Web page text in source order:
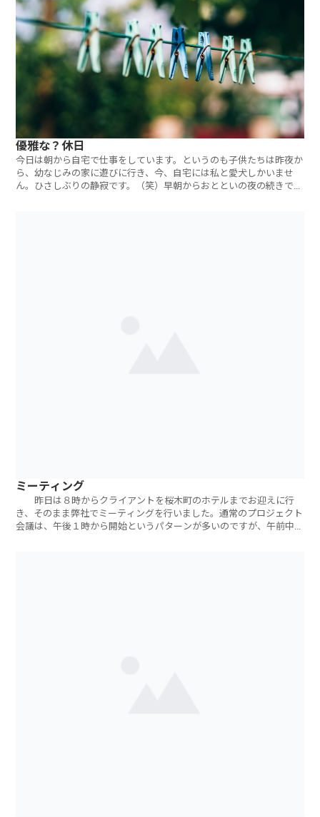
優雅な？休日
今日は朝から自宅で仕事をしています。というのも子供たちは昨夜か
ら、幼なじみの家に遊びに行き、今、自宅には私と愛犬しかいませ
ん。ひさしぶりの静寂です。（笑）早朝からおとといの夜の続きでジ
ミーティング
昨日は８時からクライアントを桜木町のホテルまでお迎えに行
き、そのまま弊社でミーティングを行いました。通常のプロジェクト
会議は、午後１時から開始というパターンが多いのですが、午前中の